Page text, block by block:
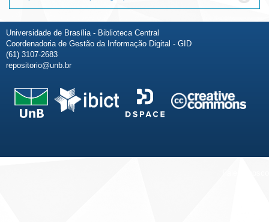
Universidade de Brasília - Biblioteca Central
Coordenadoria de Gestão da Informação Digital - GID
(61) 3107-2683
repositorio@unb.br